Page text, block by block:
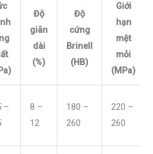
Độ
giãn
dài
(%)
Độ
cứng
Brinell
(HB)
Giới
hạn
mệt
mỏi
(MPa)
–
8 –
12
180 –
260
220 –
260